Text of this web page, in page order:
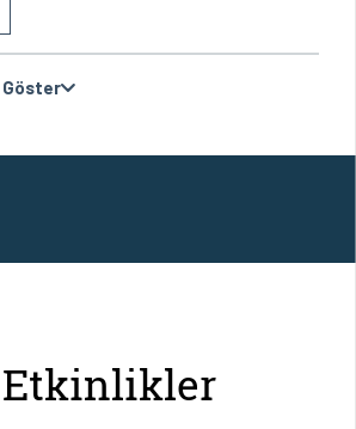
Göster
Etkinlikler